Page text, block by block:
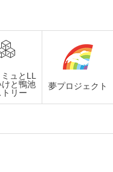
ュとLL
と鴨池
トリー
夢プロジェクト